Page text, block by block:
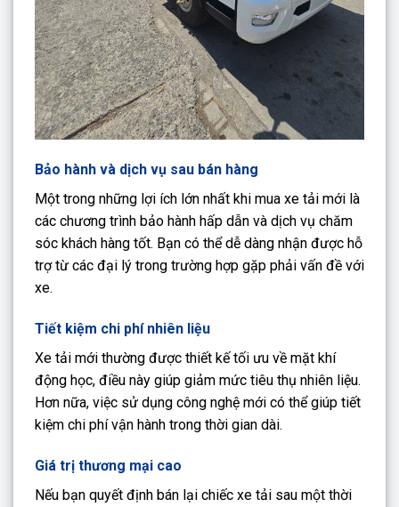
Bảo hành và dịch vụ sau bán hàng
Một trong những lợi ích lớn nhất khi mua xe tải mới là
các chương trình bảo hành hấp dẫn và dịch vụ chăm
sóc khách hàng tốt. Bạn có thể dễ dàng nhận được hỗ
trợ từ các đại lý trong trường hợp gặp phải vấn đề với
xe.
Tiết kiệm chi phí nhiên liệu
Xe tải mới thường được thiết kế tối ưu về mặt khí
động học, điều này giúp giảm mức tiêu thụ nhiên liệu.
Hơn nữa, việc sử dụng công nghệ mới có thể giúp tiết
kiệm chi phí vận hành trong thời gian dài.
Giá trị thương mại cao
Nếu bạn quyết định bán lại chiếc xe tải sau một thời